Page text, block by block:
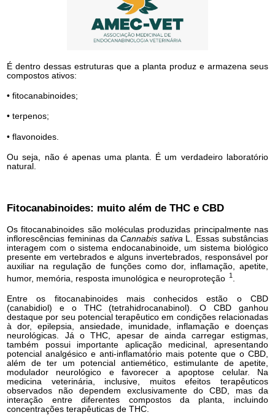
É dentro dessas estruturas que a planta produz e armazena seus
compostos ativos:
• fitocanabinoides;
• terpenos;
• flavonoides.
Ou seja, não é apenas uma planta. É um verdadeiro laboratório
natural.
Fitocanabinoides: muito além de THC e CBD
Os fitocanabinoides são moléculas produzidas principalmente nas
inflorescências femininas daCannabis sativaL. Essas substâncias
interagem com o sistema endocanabinoide, um sistema biológico
presente em vertebrados e alguns invertebrados, responsável por
auxiliar na regulação de funções como dor, inflamação, apetite,
humor, memória, resposta imunológica e neuroproteção 1
Entre os fitocanabinoides mais conhecidos estão o CBD
(canabidiol) e o THC (tetrahidrocanabinol). O CBD ganhou
destaque por seu potencial terapêutico em condições relacionadas
à dor, epilepsia, ansiedade, imunidade, inflamação e doenças
neurológicas. Já o THC, apesar de ainda carregar estigmas,
também possui importante aplicação medicinal, apresentando
potencial analgésico e anti-inflamatório mais potente que o CBD,
além de ter um potencial antiemético, estimulante de apetite,
modulador neurológico e favorecer a apoptose celular. Na
medicina veterinária, inclusive, muitos efeitos terapêuticos
observados não dependem exclusivamente do CBD, mas da
interação entre diferentes compostos da planta, incluindo
concentrações terapêuticas de THC.